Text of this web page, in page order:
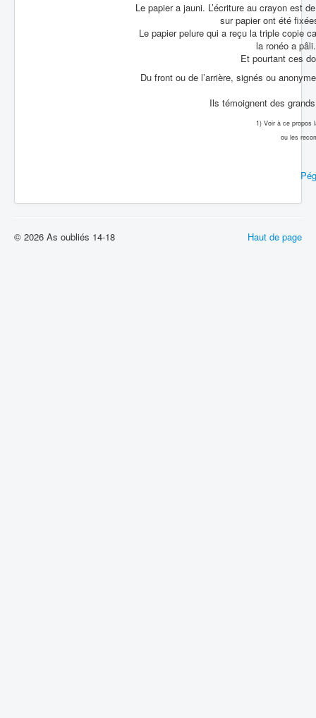
Le papier a jauni. L’écriture au crayon est
sur papier ont été
Le papier pelure qui a reçu la triple copie
la ronéo a
Et pourtant ces
Du front ou de l’arrière, signés ou
Ils témoignent des
1) Voir à ce propos
ou les
Haut de page
© 2026 As oubliés 14-18